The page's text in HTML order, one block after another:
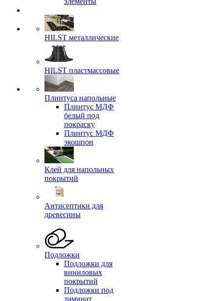
HILST металлические
HILST пластмассовые
Плинтуса напольные
Плинтус МДФ
белый под
покраску
Плинтус МДФ
экошпон
Клей для напольных
покрытий
Антисептики для
древесины
Подложки
Подложки для
виниловых
покрытий
Подложки под
ламинат